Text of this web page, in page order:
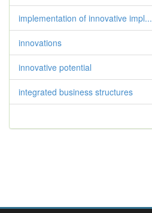
implementation of innovative impl...
innovations
innovative potential
integrated business structures